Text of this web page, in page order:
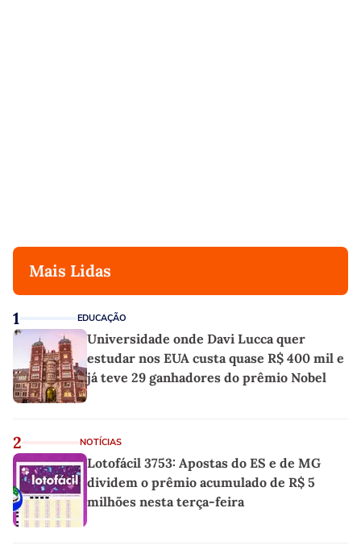
Mais Lidas
1 EDUCAÇÃO
Universidade onde Davi Lucca quer
estudar nos EUA custa quase R$ 400 mil e
já teve 29 ganhadores do prêmio Nobel
2 NOTÍCIAS
Lotofácil 3753: Apostas do ES e de MG
dividem o prêmio acumulado de R$ 5
milhões nesta terça-feira